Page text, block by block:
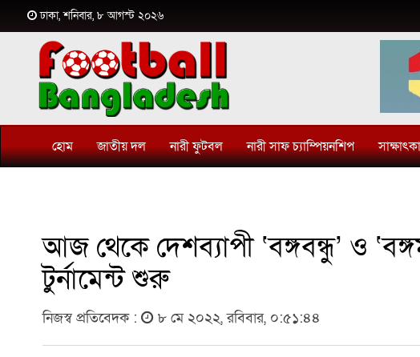
ঢাকা, শনিবার, ৮ আগস্ট ২০২৬
হোম জাতীয় দল নারী ফুটবল নারী সাফ চ্যাম্পিয়নশিপ
আজ থেকে দেশব্যাপী ‘বঙ্গবন্ধু’ ও
টুর্নামেন্ট শুরু
নিজস্ব প্রতিবেদক : ৮ মে ২০২২, রবিবার, ০:৫১:৪৪